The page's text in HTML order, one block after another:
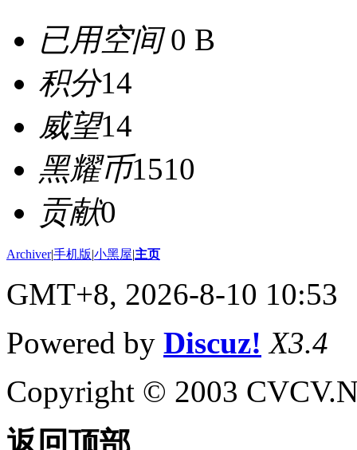
已用空间0 B
积分14
威望14
黑耀币1510
贡献0
Archiver|手机版|小黑屋|主页
GMT+8, 2026-8-10 10:53
Powered by Discuz! X3.4
Copyright © 2003